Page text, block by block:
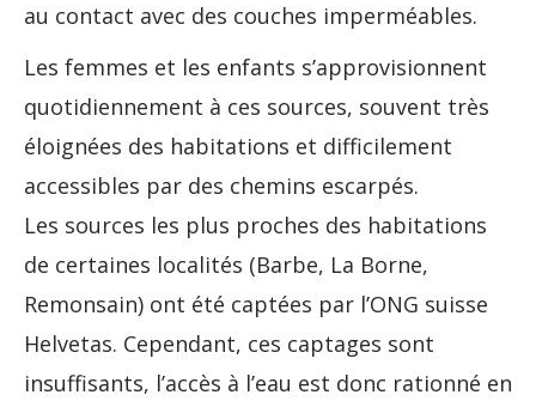
au contact avec des couches imperméables.
Les femmes et les enfants s’approvisionnent
quotidiennement à ces sources, souvent très
éloignées des habitations et difficilement
accessibles par des chemins escarpés.
Les sources les plus proches des habitations
de certaines localités (Barbe, La Borne,
Remonsain) ont été captées par l’ONG suisse
Helvetas. Cependant, ces captages sont
insuffisants, l’accès à l’eau est donc rationné en